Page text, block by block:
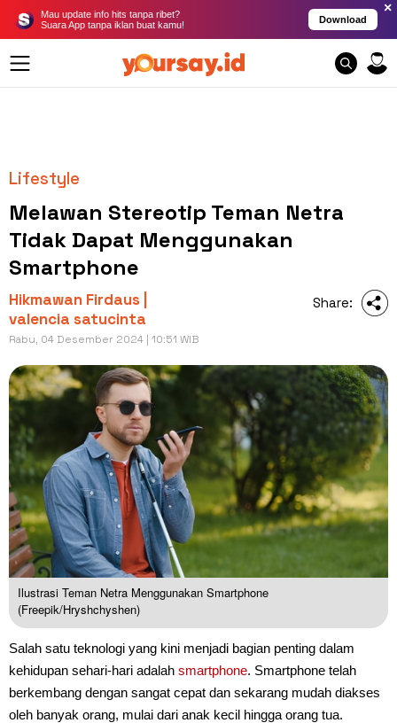
Mau update info hits tanpa ribet?
Suara App tanpa iklan buat kamu!
Download
×
Lifestyle
Melawan Stereotip Teman Netra
Tidak Dapat Menggunakan
Smartphone
Hikmawan Firdaus |
valencia satucinta
Rabu, 04 Desember 2024 | 10:51 WIB
Share:
Ilustrasi Teman Netra Menggunakan Smartphone
(Freepik/Hryshchyshen)
Salah satu teknologi yang kini menjadi bagian penting dalam
kehidupan sehari-hari adalah smartphone. Smartphone telah
berkembang dengan sangat cepat dan sekarang mudah diakses
oleh banyak orang, mulai dari anak kecil hingga orang tua.